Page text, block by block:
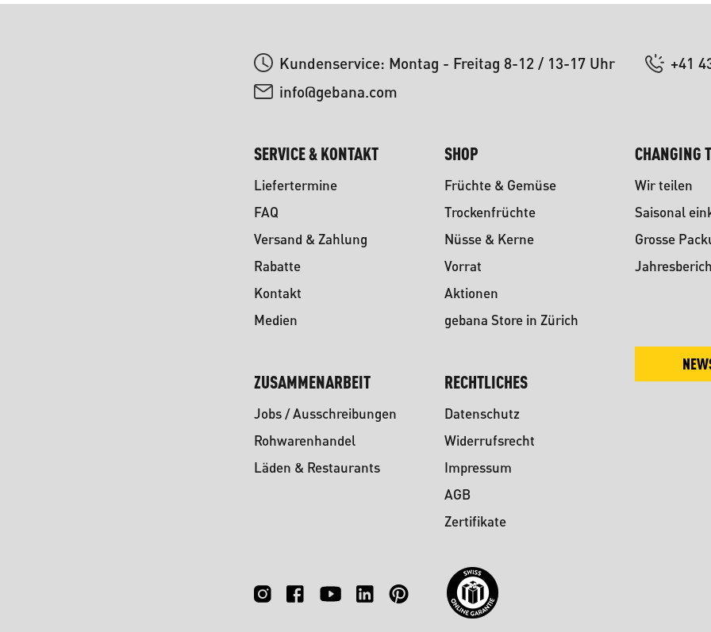
Kundenservice: Montag - Freitag 8-12 / 13-17 Uhr
+41
info@gebana.com
SERVICE & KONTAKT
Liefertermine
FAQ
Versand & Zahlung
Rabatte
Kontakt
Medien
SHOP
Früchte & Gemüse
Trockenfrüchte
Nüsse & Kerne
Vorrat
Aktionen
gebana Store in Zürich
CHANGING
Wir teilen
Saisonal
Grosse
ZUSAMMENARBEIT
Jobs / Ausschreibungen
Rohwarenhandel
Läden & Restaurants
RECHTLICHES
Datenschutz
Widerrufsrecht
Impressum
AGB
Zertifikate